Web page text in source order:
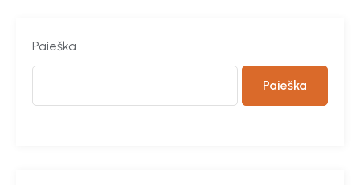
Paieška
Paieška